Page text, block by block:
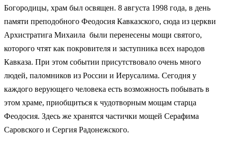
Богородицы, храм был освящен. 8 августа 1998 года, в день
памяти преподобного Феодосия Кавказского, сюда из церкви
Архистратига Михаила были перенесены мощи святого,
которого чтят как покровителя и заступника всех народов
Кавказа. При этом событии присутствовало очень много
людей, паломников из России и Иерусалима. Сегодня у
каждого верующего человека есть возможность побывать в
этом храме, приобщиться к чудотворным мощам старца
Феодосия. Здесь же хранятся частички мощей Серафима
Саровского и Сергия Радонежского.